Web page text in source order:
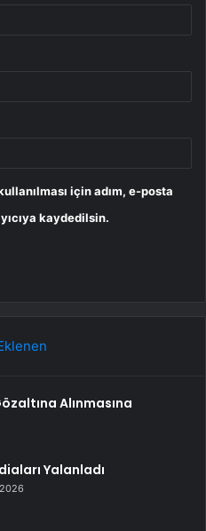
için adım, e-posta
kaydedilsin.
Alınmasına
Yalanladı